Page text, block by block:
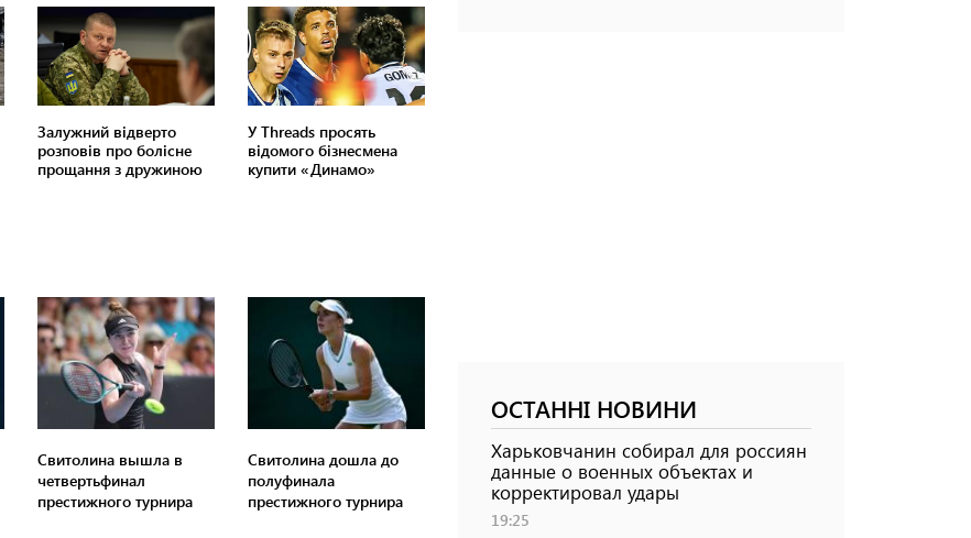
Свитолина вышла в
четвертьфинал
престижного турнира
Свитолина дошла до
полуфинала
престижного турнира
ОСТАННІ НОВИНИ
Харьковчанин собирал для россиян
данные о военных объектах и ​​
корректировал удары
19:25